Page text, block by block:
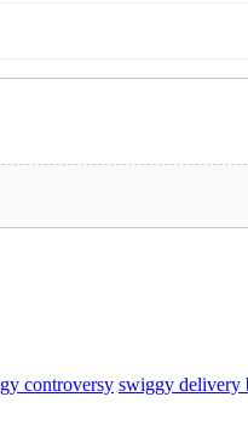
controversy swiggy delivery